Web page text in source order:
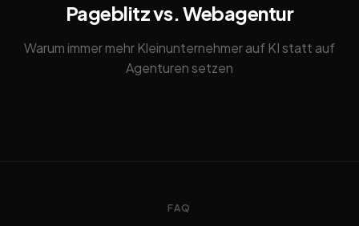
Pageblitz vs. Webagentur
Warum immer mehr Kleinunternehmer auf KI statt auf
Agenturen setzen
FAQ